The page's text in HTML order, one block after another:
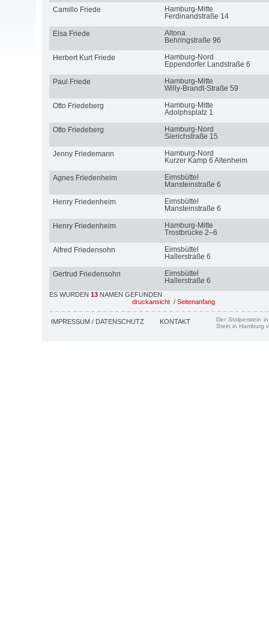
Camillo Friede
Hamburg-Mitte
Ferdinandstraße 14
Elsa Friede
Altona
Behringstraße 96
Herbert Kurt Friede
Hamburg-Nord
Eppendorfer Landstraße 6
Paul Friede
Hamburg-Mitte
Willy-Brandt-Straße 59
Otto Friedeberg
Hamburg-Mitte
Adolphsplatz 1
Otto Friedeberg
Hamburg-Nord
Sierichstraße 15
Jenny Friedemann
Hamburg-Nord
Kurzer Kamp 6 Altenheim
Agnes Friedenheim
Eimsbüttel
Mansteinstraße 6
Henry Friedenheim
Eimsbüttel
Mansteinstraße 6
Henry Friedenheim
Hamburg-Mitte
Trostbrücke 2–6
Alfred Friedensohn
Eimsbüttel
Hallerstraße 6
Gertrud Friedensohn
Eimsbüttel
Hallerstraße 6
ES WURDEN 13 NAMEN GEFUNDEN
druckansicht / Seitenanfang
IMPRESSUM / DATENSCHUTZ KONTAKT
Der Stolperstein
Stein in Hamburg